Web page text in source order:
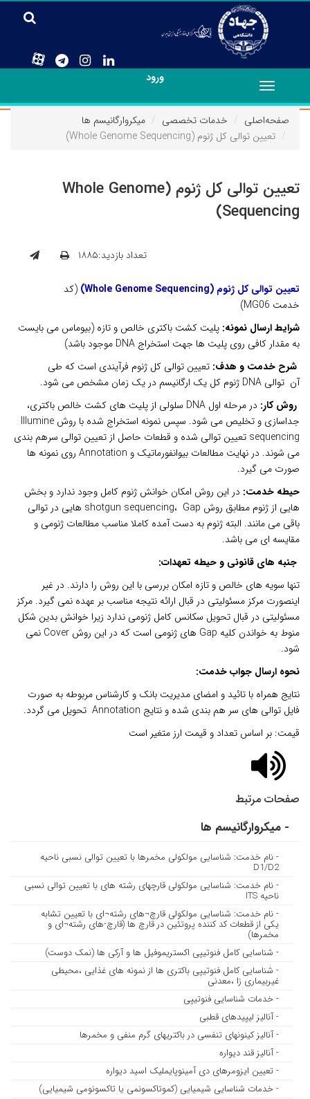
ورود
Toggle
navigation
صفحه‌اصلی
خدمات تخصصی
میکروارگانیسم ها
تعیین توالی کل ژنوم (Whole Genome Sequencing)
تعیین توالی کل ژنوم (Whole Genome
Sequencing)
تعداد بازدید:۱۸۸۵
تعیین توالی کل ژنوم (Whole Genome Sequencing ) (کد
خدمت MG06)
شرایط ارسال نمونه: پلیت کشت باکتری خالص و تازه (بیوماس می بایست
به مقدار کافی روی پلیت ها جهت استخراج DNA موجود باشد)
شرح خدمت و هدف: تعیین توالی کل ژنوم فرآیندی است که طی
آن توالی DNA ژنوم کل یک ارگانیسم در یک زمان مشخص می شود.
روش کار:
در مرحله اول DNA سلولی از پلیت های کشت خالص باکتری،
جداسازی و تخلیص می شود. سپس نمونه استخراج شده با روش Illumine
sequencing تعیین توالی شده و قطعات حاصل از تعیین توالی سرهم بندی
می شوند. در نهایت مطالعات بیوانفورماتیک و Annotation روی نمونه ها
صورت می گیرد.
حیطه خدمت: در این روش امکان خوانش ژنوم کامل وجود ندارد و بخش
هایی از ژنوم مطابق روش shotgun sequencing، Gap هایی در توالی
باقی می مانند. البته ژنوم به دست آمده کاملا مناسب مطالعات ژنومی و
مقایسه ای می باشد.
جنبه های قانونی و حیطه تعهدات:
تنها سویه های خالص و تازه امکان بررسی با این روش را دارند. در غیر
اینصورت مرکز مسئولیتی در قبال ارائه نتیجه مناسب بر عهده نمی گیرد. مرکز
مسئولیتی در قبال تحویل سکانس کامل ژنومی ندارد زیرا خوانش بدین شکل
منوط به خواندن کلیه Gap های ژنومی است که در این روش Cover نمی
شود.
نحوه ارسال جواب خدمت:
نتایج همراه با تائید و امضای مدیریت بانک و کارشناس مربوطه به صورت
فایل توالی های سر هم بندی شده و نتایج Annotation تحویل می گردد.
قیمت: بر اساس تعداد و قیمت ارز متغیر است
صفحات مرتبط
- میکروارگانیسم ها
- نام خدمت: شناسایی مولکولی مخمرها با تعیین توالی نسبی ناحیه
D1/D2
- نام خدمت: شناسایی مولکولی قارچ­های رشته ه­ای با تعیین توالی نسبی
ناحیه ITS
- نام خدمت: شناسایی مولکولی قارچ¬های رشته¬ای با تعیین تشابه
یکی از قطعات کد کننده پروتئین در قارچ ها (قارچ-های رشته¬ای و
مخمرها)
- شناسایی کامل فنوتیپی اکستریموفیل ها و آرکی ها (نمک دوست)
- شناسایی کامل فنوتیپی باکتری ها از نمونه های غذایی ،محیطی
غیربیماری زا ،معدنی
- خدمات شناسایی فنوتیپی
- آنالیز لیپیدهای قطبی
- آنالیز کینونهای تنفسی در باکتریهای گرم منفی و مخمرها
- آنالیز قند دیواره
- تعیین ایزومرهای دی آمینوپایملیک اسید دیواره
- خدمات شناسایی شیمیایی (کموتاکسونمی یا تاکسونومی شیمیایی)